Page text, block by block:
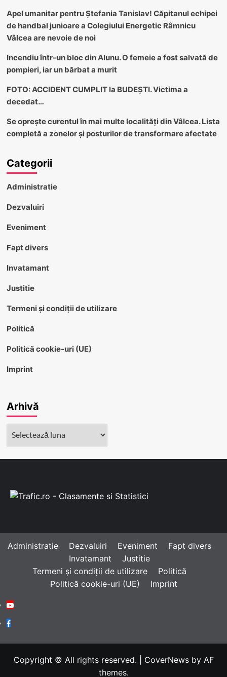
Apel umanitar pentru Ștefania Tanislav! Căpitanul echipei
de handbal junioare a Colegiului Energetic Râmnicu
Vâlcea are nevoie de noi
Incendiu într-un bloc din Alunu. O femeie a fost salvată de
pompieri, iar un bărbat a murit
FOTO: ACCIDENT CUMPLIT la BUDEȘTI. Victima a
decedat…
Se oprește curentul în mai multe localități din Vâlcea. Lista
completă a zonelor și posturilor de transformare afectate
Categorii
Administratie
Dezvaluiri
Eveniment
Fapt divers
Invatamant
Justitie
Termeni și condiții de utilizare
Politică
Politică cookie-uri (UE)
Imprint
Arhivă
Administratie Dezvaluiri Eveniment
Fapt divers
Invatamant
Justitie
Termeni și condiții de utilizare
Politică
Politică cookie-uri (UE)
Imprint
Youtube
Facebook
Copyright © All rights reserved. CoverNewsby AF
themes.